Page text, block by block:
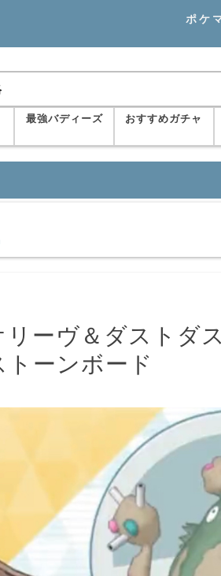
ポケ
最強バディーズ おすすめガチャ
リーヴ＆ダストダ
ーンボード